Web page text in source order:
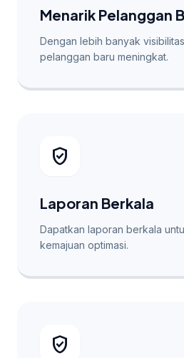
Menarik Pelanggan
Dengan lebih banyak
pelanggan baru meningkat.
verified_user
Laporan Berkala
Dapatkan laporan berkala
kemajuan optimasi.
verified_user